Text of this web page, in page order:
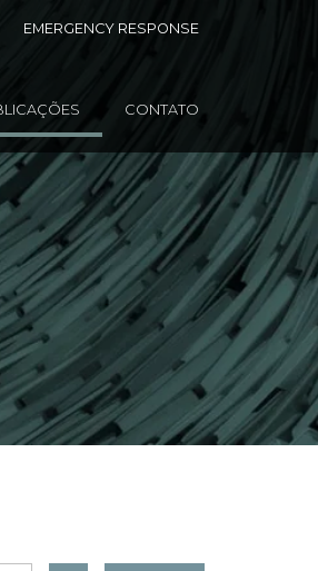
EMERGENCY RESPONSE
CONTATO